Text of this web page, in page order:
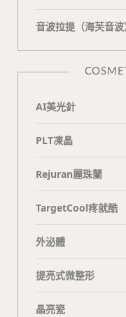
⾳波拉提（海芙⾳波
AI美光針
PLT凍晶
Rejuran麗珠蘭
TargetCool疼就酷
外泌體
提亮式微整形
晶亮瓷